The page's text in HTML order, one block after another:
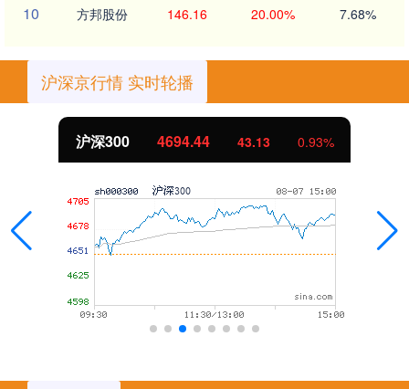
10 方邦股份 146.16 20.00% 7.68%
沪深京行情 实时轮播
沪深300 4694.44 43.13 0.93%